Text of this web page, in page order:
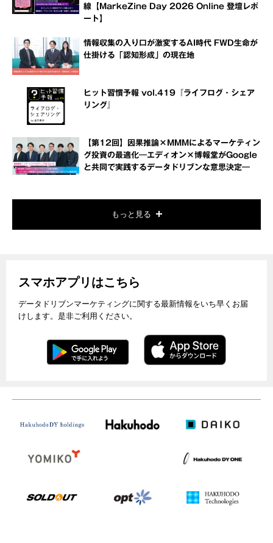
線【MarkeZine Day 2026 Online 登壇レポ
ート】
情報収集の入り口が激変するAI時代 FWD生命が
仕掛ける「認知形成」の現在地
ヒット習慣予報 vol.419『ライフログ・シェア
リング』
【第12回】因果推論×MMMによるマーケティン
グ投資の最適化―エディオン×博報堂がGoogle
と共同で実践するデータドリブンな意思決定―
もっと見る
スマホアプリはこちら
データドリブンマーケティングに関する最新情報をいち早くお届
けします。是非ご利用ください。